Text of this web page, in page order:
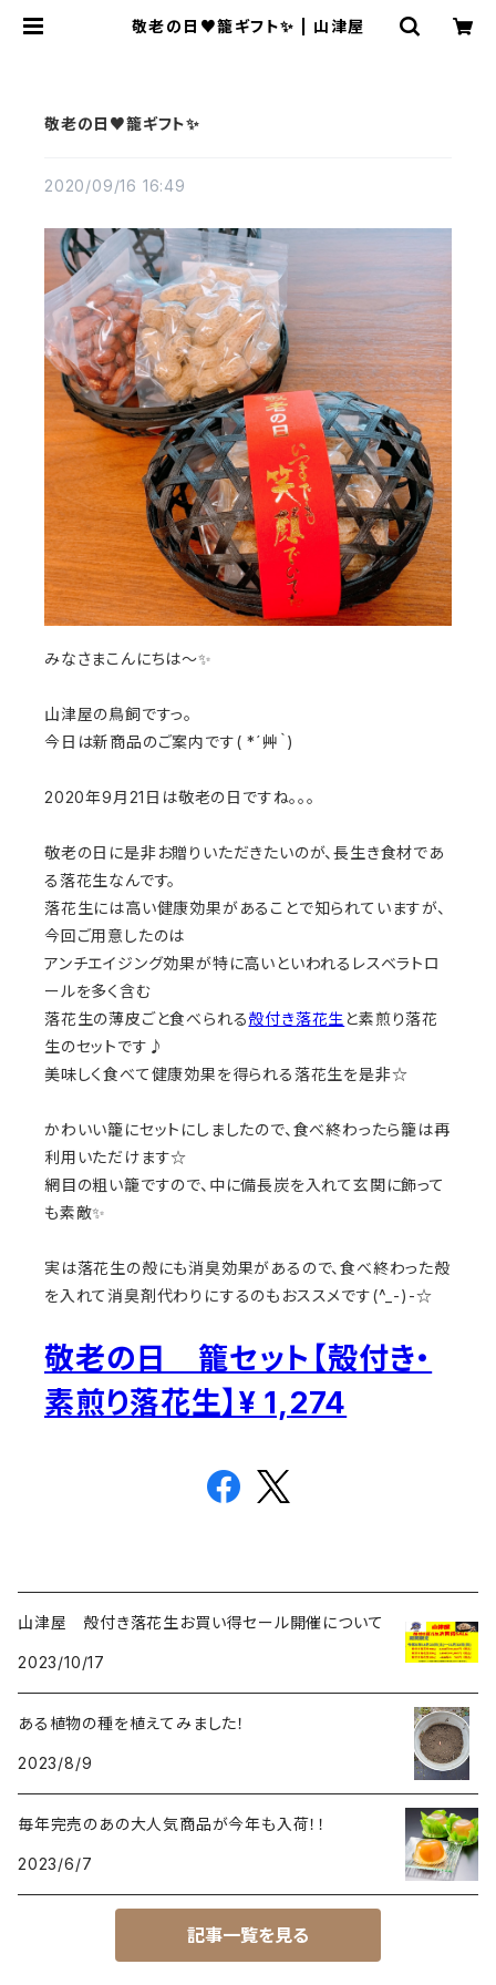
敬老の日♥籠ギフト✨ | 山津屋
敬老の日♥籠ギフト✨
2020/09/16 16:49
みなさまこんにちは～✨
山津屋の鳥飼ですっ。
今日は新商品のご案内です( *´艸｀)
2020年9月21日は敬老の日ですね。。。
敬老の日に是非お贈りいただきたいのが、長生き食材であ
る落花生なんです。
落花生には高い健康効果があることで知られていますが、
今回ご用意したのは
アンチエイジング効果が特に高いといわれるレスベラトロ
ールを多く含む
落花生の薄皮ごと食べられる殻付き落花生 と素煎り落花
生のセットです♪
美味しく食べて健康効果を得られる落花生を是非☆
かわいい籠にセットにしましたので、食べ終わったら籠は再
利用いただけます☆
網目の粗い籠ですので、中に備長炭を入れて玄関に飾って
も素敵✨
実は落花生の殻にも消臭効果があるので、食べ終わった殻
を入れて消臭剤代わりにするのもおススメです(^_-)-☆
敬老の日 籠セット【殻付き・
素煎り落花生】¥ 1,274
山津屋 殻付き落花生お買い得セール開催について
2023/10/17
ある植物の種を植えてみました！
2023/8/9
毎年完売のあの大人気商品が今年も入荷！！
2023/6/7
記事一覧を見る